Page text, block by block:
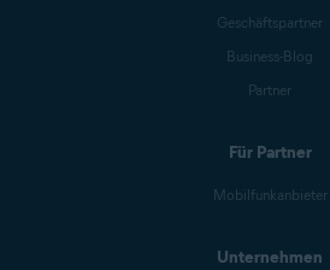
Geschäftspartner
Business-Blog
Partner
Für Partner
Mobilfunkanbieter
Unternehmen